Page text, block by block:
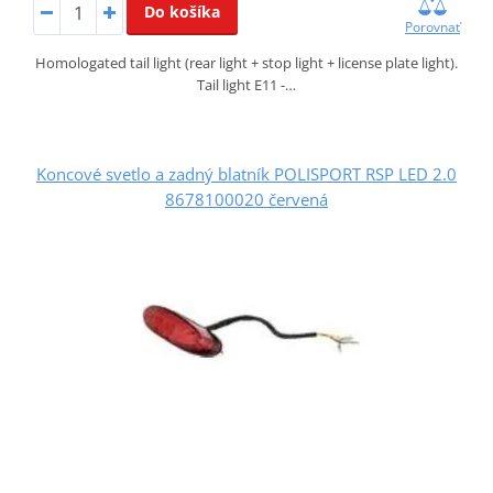
Do košíka
Porovnať
Homologated tail light (rear light + stop light + license plate light).
Tail light E11 -…
Koncové svetlo a zadný blatník POLISPORT RSP LED 2.0
8678100020 červená